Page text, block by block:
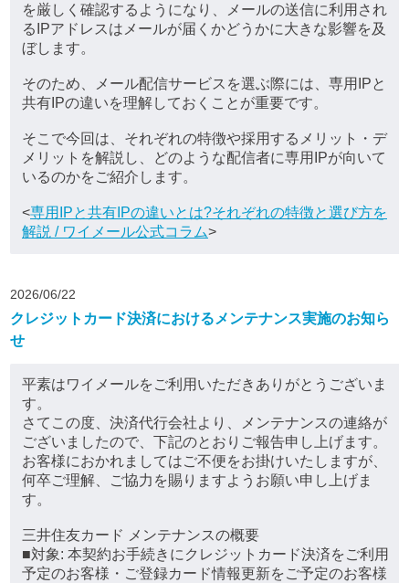
を厳しく確認するようになり、メールの送信に利用され
るIPアドレスはメールが届くかどうかに大きな影響を及
ぼします。
そのため、メール配信サービスを選ぶ際には、専用IPと
共有IPの違いを理解しておくことが重要です。
そこで今回は、それぞれの特徴や採用するメリット・デ
メリットを解説し、どのような配信者に専用IPが向いて
いるのかをご紹介します。
<専用IPと共有IPの違いとは?それぞれの特徴と選び方を
解説 / ワイメール公式コラム>
2026/06/22
クレジットカード決済におけるメンテナンス実施のお知ら
せ
平素はワイメールをご利用いただきありがとうございま
す。
さてこの度、決済代行会社より、メンテナンスの連絡が
ございましたので、下記のとおりご報告申し上げます。
お客様におかれましてはご不便をお掛けいたしますが、
何卒ご理解、ご協力を賜りますようお願い申し上げま
す。
三井住友カード メンテナンスの概要
■対象: 本契約お手続きにクレジットカード決済をご利用
予定のお客様・ご登録カード情報更新をご予定のお客様